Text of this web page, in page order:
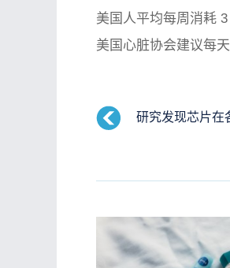
美国人平均每周消耗
美国心脏协会建议每
研究发现芯片在